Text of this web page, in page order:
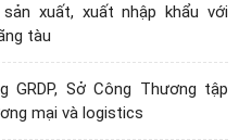
xuất, xuất nhập khẩu với
tàu
Sở Công Thương tập
mại và logistics